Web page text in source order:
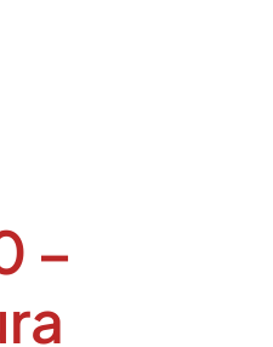
–